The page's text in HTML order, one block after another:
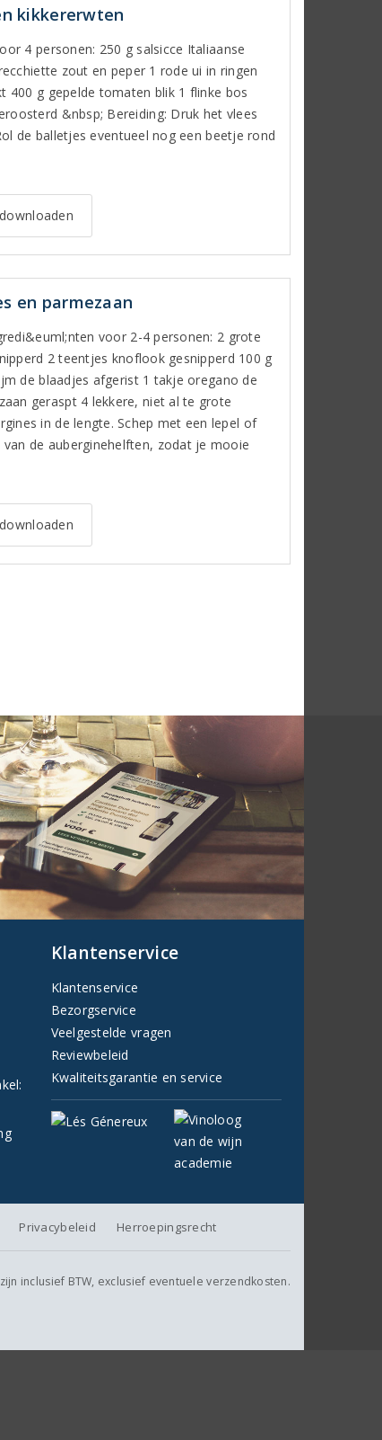
kikkererwten
4 personen: 250 g salsicce Italiaanse
zout en peper 1 rode ui in ringen
400 g gepelde tomaten blik 1 flinke bos
&nbsp; Bereiding: Druk het vlees
de balletjes eventueel nog een beetje rond
en parmezaan
voor 2-4 personen: 2 grote
2 teentjes knoflook gesnipperd 100 g
de blaadjes afgerist 1 takje oregano de
geraspt 4 lekkere, niet al te grote
in de lengte. Schep met een lepel of
de auberginehelften, zodat je mooie
Klantenservice
Klantenservice
Bezorgservice
Veelgestelde vragen
Reviewbeleid
Kwaliteitsgarantie en service
Privacybeleid Herroepingsrecht
inclusief BTW, exclusief eventuele verzendkosten.